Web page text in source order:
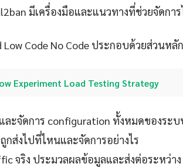
มีเครื่องมือและแนวทางที่ช่วยจัดกา
Code No Code ประกอบด้วยส่วนหลั
Experiment Load Testing Strategy
ะจัดการ configuration ทั้งหมดของระ
กส่งไปที่ไหนและจัดการอย่างไร
จริง ประมวลผลข้อมูลและส่งต่อระหว่าง